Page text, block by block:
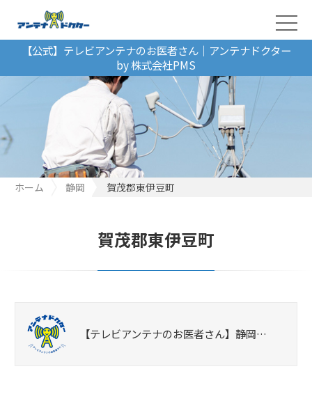
【公式】テレビアンテナのお医者さん｜アンテナドクター
by 株式会社PMS
ホーム 静岡 賀茂郡東伊豆町
賀茂郡東伊豆町
【テレビアンテナのお医者さん】静岡…